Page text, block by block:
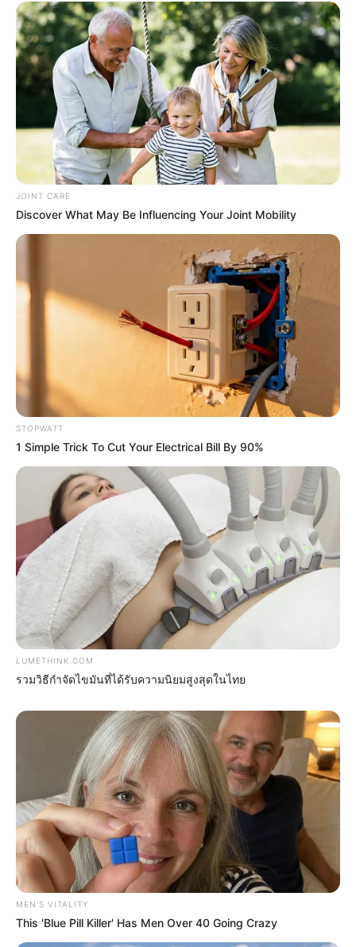
Men Over 40 Are Instantly Ditching Prescription Pills
For These 4x Stronger Pills
Men 45+ Are Trying This To Perform Better
MEDVI
$30k In Debt Relief Scandal: What Financial
Institutions Quietly Conceal
JG WENTWORTH
$20,000 In Personal Debt? You're Being Bleed Dry
Every Single Month
JOINT CARE
Discover What May Be Influencing Your Joint Mobility
STOPWATT
1 Simple Trick To Cut Your Electrical Bill By 90%
LUMETHINK.COM
รวมวิธีกำจัดไขมันที่ได้รับความนิยมสูงสุดในไทย
MEN'S VITALITY
This 'Blue Pill Killer' Has Men Over 40 Going Crazy